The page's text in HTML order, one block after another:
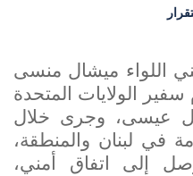
اللواء ميشال منسى
الولايات المتحدة
عيسى، وجرى خلال
في لبنان والمنطقة،
إلى اتفاق أمني،